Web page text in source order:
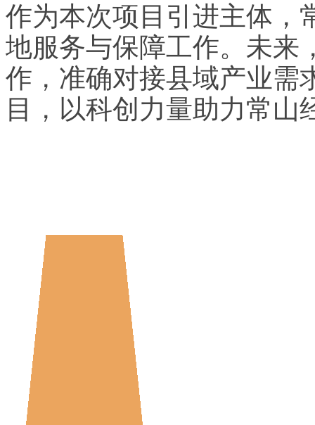
作为本次项目引进主体，
地服务与保障工作。未来
作，准确对接县域产业需
目，以科创力量助力常山